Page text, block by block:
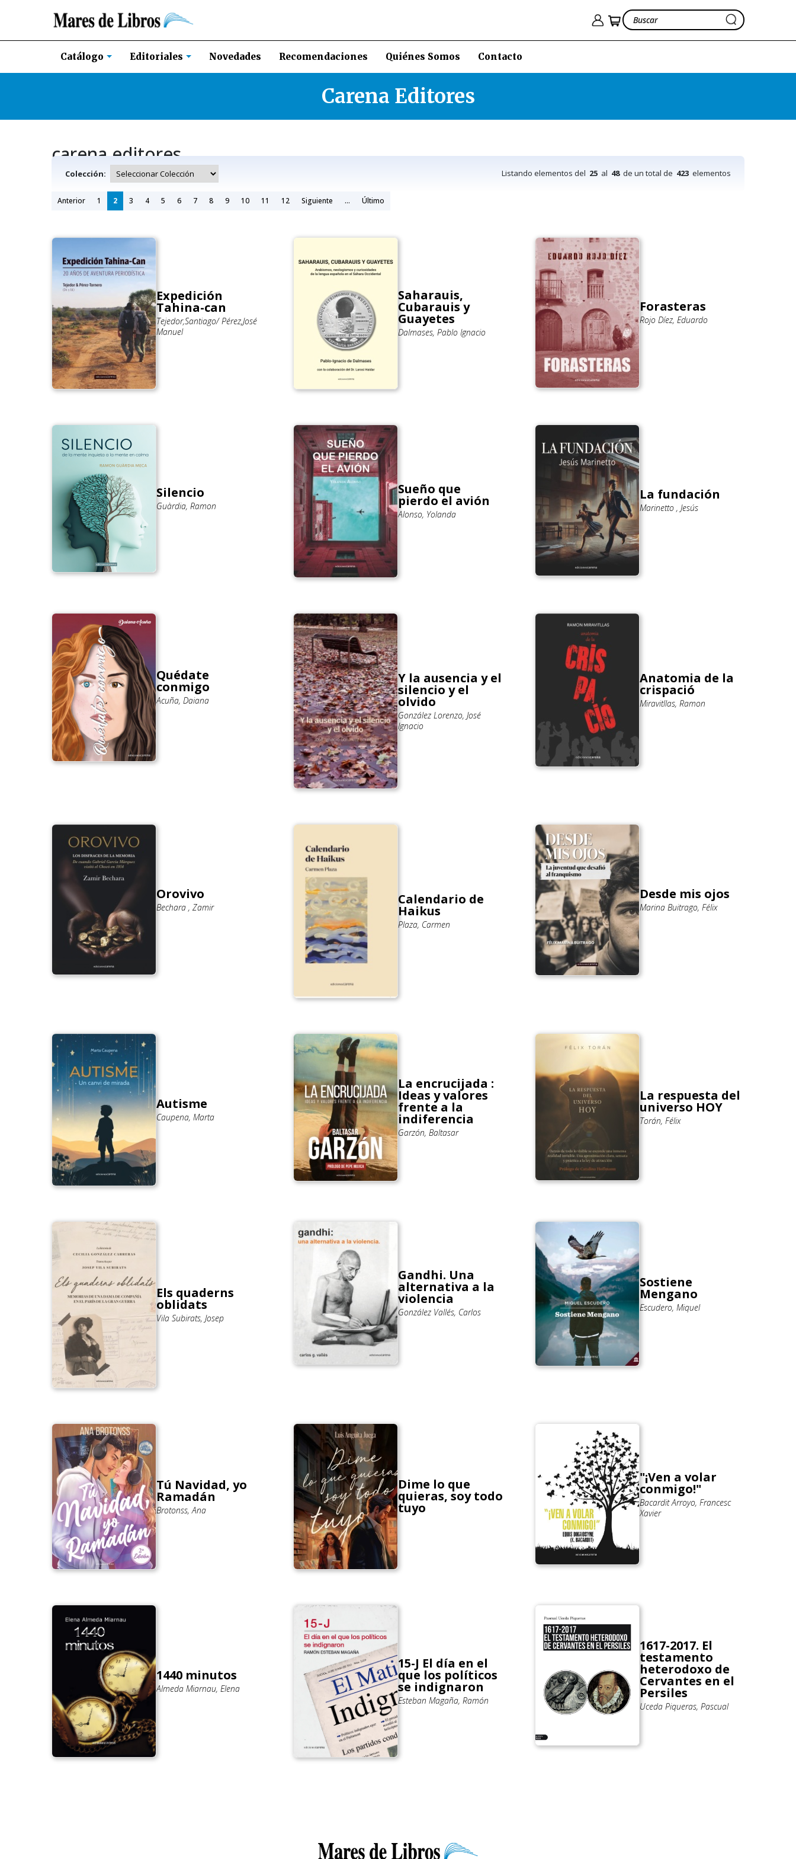
Catálogo Editoriales Novedades Recomendaciones Quiénes Somos Contacto
Carena Editores
carena editores
Colección: Listando elementos del 25 al 48de un total de 423 elementos
Anterior 1 2 3 4 5 6 7 8 9 10 11 12 Siguiente ... Último
Expedición
Tahina-can
Tejedor,Santiago/ Pérez,José
Manuel
Saharauis,
Cubarauis y
Guayetes
Dalmases, Pablo Ignacio
Forasteras
Rojo Díez, Eduardo
Silencio
Guàrdia, Ramon
Sueño que
pierdo el avión
Alonso, Yolanda
La fundación
Marinetto , Jesús
Quédate
conmigo
Acuña, Daiana
Y la ausencia y el
silencio y el
olvido
González Lorenzo, José
Ignacio
Anatomia de la
crispació
Miravitllas, Ramon
Orovivo
Bechara , Zamir Calendario de
Haikus
Plaza, Carmen
Desde mis ojos
Marina Buitrago, Félix
Autisme
Caupena, Marta
La encrucijada :
Ideas y valores
frente a la
indiferencia
Garzón, Baltasar
La respuesta del
universo HOY
Torán, Félix
Els quaderns
oblidats
Vila Subirats, Josep
Gandhi. Una
alternativa a la
violencia
González Vallés, Carlos
Sostiene
Mengano
Escudero, Miquel
Tú Navidad, yo
Ramadán
Brotonss, Ana
Dime lo que
quieras, soy todo
tuyo
"¡Ven a volar
conmigo!"
Bacardit Arroyo, Francesc
Xavier
1440 minutos
Almeda Miarnau, Elena
15-J El día en el
que los políticos
se indignaron
Esteban Magaña, Ramón
1617-2017. El
testamento
heterodoxo de
Cervantes en el
Persiles
Uceda Piqueras, Pascual